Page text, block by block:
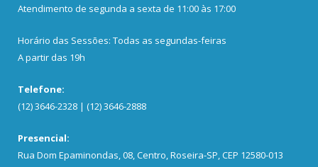
Atendimento de segunda a sexta de 11:00 às 17:00
Horário das Sessões: Todas as segundas-feiras
A partir das 19h
Telefone:
(12) 3646-2328 | (12) 3646-2888
Presencial:
Rua Dom Epaminondas, 08, Centro, Roseira-SP, CEP 12580-013